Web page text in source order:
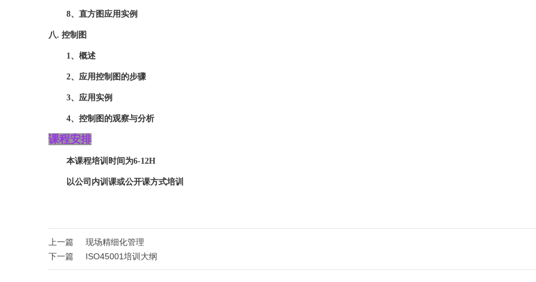
8、直方图应用实例
八. 控制图
1、概述
2、应用控制图的步骤
3、应用实例
4、控制图的观察与分析
课程安排
本课程培训时间为6-12H
以公司内训课或公开课方式培训
上一篇
现场精细化管理
下一篇
ISO45001培训大纲